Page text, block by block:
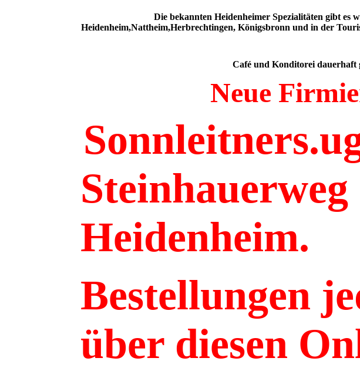
Die bekannten Heidenheimer Spezialitäten gibt es
Heidenheim,Nattheim,Herbrechtingen, Königsbronn und in der
Café und Konditorei dauerhaft
Neue
Steinhauerweg
Heidenheim.
Bestellungen
über diesen